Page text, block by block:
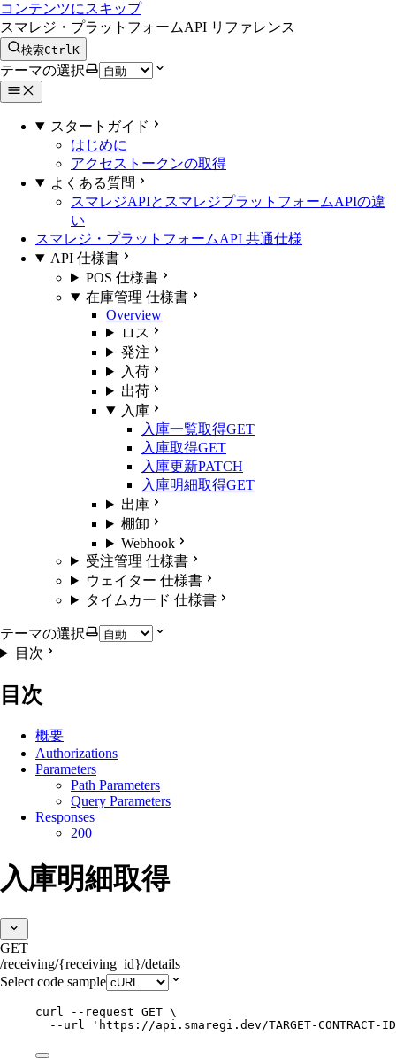
コンテンツにスキップ
スマレジ・プラットフォームAPI リファレンス
検索CtrlK
テーマの選択
スタートガイド
はじめに
アクセストークンの取得
よくある質問
スマレジAPIとスマレジプラットフォームAPIの違
い
スマレジ・プラットフォームAPI 共通仕様
API 仕様書
POS 仕様書
在庫管理 仕様書
Overview
ロス
発注
入荷
出荷
入庫
入庫一覧取得GET
入庫取得GET
入庫更新PATCH
入庫明細取得GET
出庫
棚卸
Webhook
受注管理 仕様書
ウェイター 仕様書
タイムカード 仕様書
テーマの選択
目次
目次
概要
Authorizations
Parameters
Path Parameters
Query Parameters
Responses
200
入庫明細取得
GET
/receiving/{receiving_id}/details
Select code sample
curl --request GET \
--url
' https://api.smaregi.dev/TARGET-